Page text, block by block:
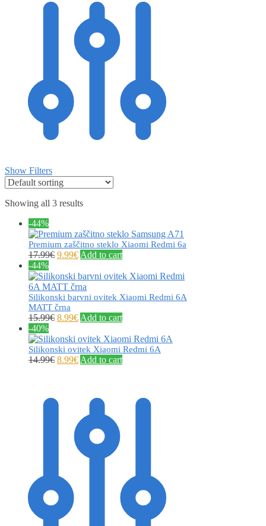
Show Filters
Showing all 3 results
-44%
Premium zaščitno steklo Xiaomi Redmi 6a
17.99€ 9.99€ Add to cart
-44%
Silikonski barvni ovitek Xiaomi Redmi 6A
MATT črna
15.99€ 8.99€ Add to cart
-40%
Silikonski ovitek Xiaomi Redmi 6A
14.99€ 8.99€ Add to cart